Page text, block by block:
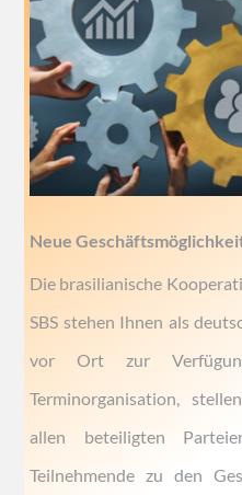
Neue
Die brasilianische
SBS stehen Ihnen als
vor Ort zur
Terminorganisation,
allen beteiligten
Teilnehmende zu den